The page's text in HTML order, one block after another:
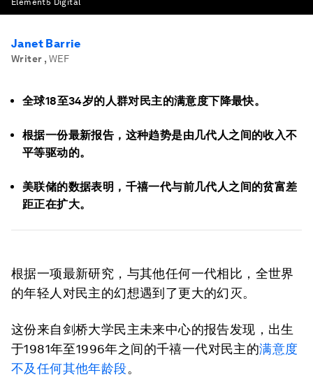
Element5 Digital
Janet Barrie
Writer , WEF
全球18至34岁的人群对民主的满意度下降最快。
根据一份最新报告，这种趋势是由几代人之间的收入不
平等驱动的。
美联储的数据表明，千禧一代与前几代人之间的贫富差
距正在扩大。
根据一项最新研究，与其他任何一代相比，全世界
的年轻人对民主的幻想遇到了更大的幻灭。
这份来自剑桥大学民主未来中心的报告发现，出生
于1981年至1996年之间的千禧一代对民主的满意度
不及任何其他年龄段。